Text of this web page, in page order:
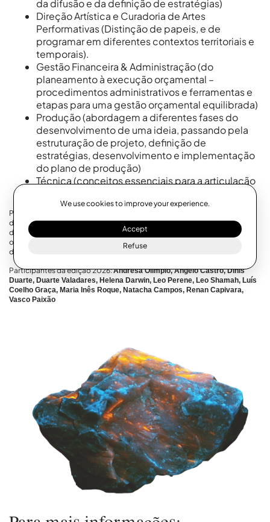
da difusão e da definição de estratégias)
Direção Artística e Curadoria de Artes
Performativas (Distinção de papeis, e de
programar em diferentes contextos territoriais e
temporais).
Gestão Financeira & Administração (do
planeamento à execução orçamental –
procedimentos administrativos e ferramentas e
etapas para uma gestão orçamental equilibrada)
Produção (abordagem a diferentes fases do
desenvolvimento de uma ideia, passando pela
estruturação de projeto, definição de
estratégias, desenvolvimento e implementação
do plano de produção)
Técnica (conceitos essenciais para a articulação
Paralelamente, ao longo do ano, cada participante poderá agendar até
duas sessões individuais de consultoria online com membros da equipa
da Materiais Diversos, permitindo um acompanhamento personalizado
orientado às necessidades específicas de cada projeto artístico em
desenvolvimento.
Participantes da edição 2026:Andresa Olímpio, Ângelo Castro, Dinis
Duarte, Duarte Valadares, Helena Darwin, Leo Perene, Leo Shamah, Luís
Coelho Graça, Maria Inês Roque, Natacha Campos, Renan Capivara,
Vasco Paixão
We use cookies to improve your experience.
Accept
Refuse